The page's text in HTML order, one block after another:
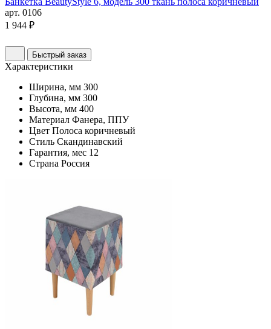
арт. 0106
1 944 ₽
Быстрый заказ
Характеристики
Ширина, мм 300
Глубина, мм 300
Высота, мм 400
Материал Фанера, ППУ
Цвет Полоса коричневый
Стиль Скандинавский
Гарантия, мес 12
Страна Россия